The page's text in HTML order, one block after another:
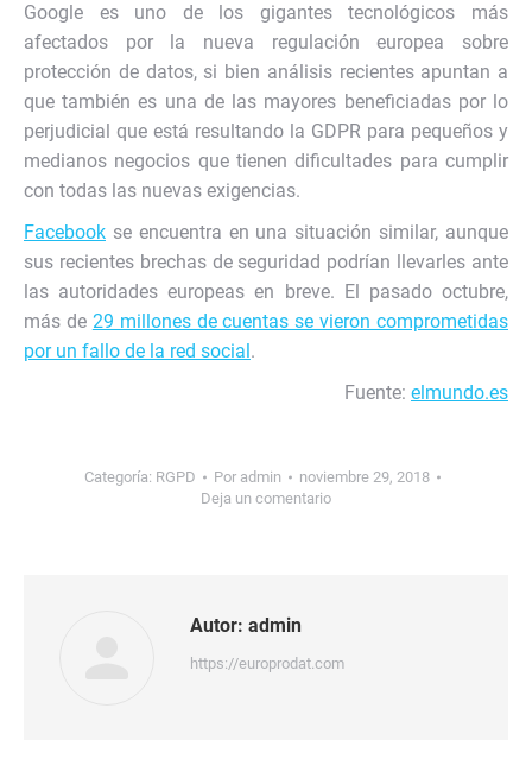
Google es uno de los gigantes tecnológicos más
afectados por la nueva regulación europea sobre
protección de datos, si bien análisis recientes apuntan a
que también es una de las mayores beneficiadas por lo
perjudicial que está resultando la GDPR para pequeños y
medianos negocios que tienen dificultades para cumplir
con todas las nuevas exigencias.
Facebook se encuentra en una situación similar, aunque
sus recientes brechas de seguridad podrían llevarles ante
las autoridades europeas en breve. El pasado octubre,
más de 29 millones de cuentas se vieron comprometidas
por un fallo de la red social.
Fuente: elmundo.es
Categoría: RGPD Por admin
noviembre 29, 2018
Deja un comentario
Autor: admin
https://europrodat.com